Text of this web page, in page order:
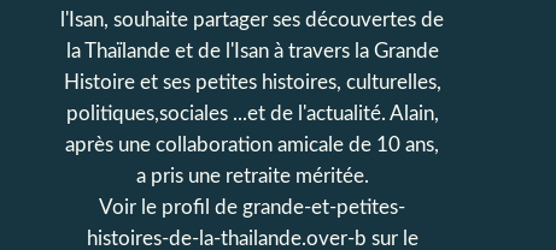
l'Isan, souhaite partager ses découvertes de
la Thaïlande et de l'Isan à travers la Grande
Histoire et ses petites histoires, culturelles,
politiques,sociales ...et de l'actualité. Alain,
après une collaboration amicale de 10 ans,
a pris une retraite méritée.
Voir le profil de grande-et-petites-
histoires-de-la-thailande.over-b sur le